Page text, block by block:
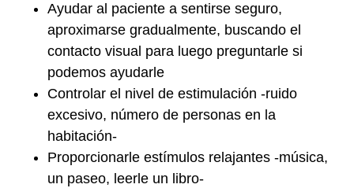
Ayudar al paciente a sentirse seguro,
aproximarse gradualmente, buscando el
contacto visual para luego preguntarle si
podemos ayudarle
Controlar el nivel de estimulación -ruido
excesivo, número de personas en la
habitación-
Proporcionarle estímulos relajantes -música,
un paseo, leerle un libro-